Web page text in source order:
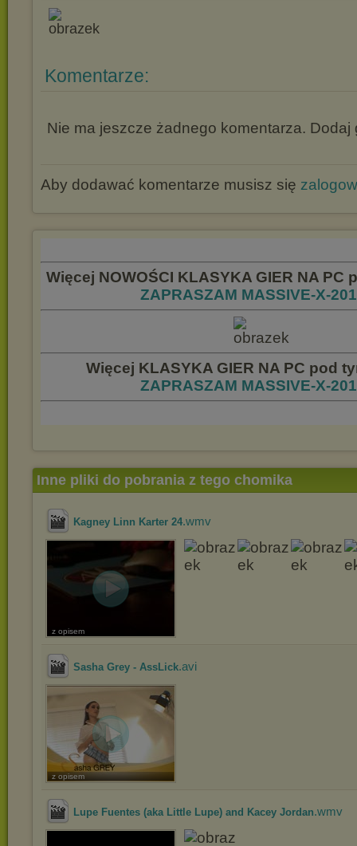
Komentarze:
Nie ma jeszcze żadnego komentarza. Dodaj
Aby dodawać komentarze musisz się
Więcej NOWOŚCI KLASYKA GIER NA PC
ZAPRASZAM MASSIVE-X-
Więcej KLASYKA GIER NA PC pod
ZAPRASZAM MASSIVE-X-
Inne pliki do pobrania z tego chomika
Kagney Linn Karter 24.wmv
z opisem
Sasha Grey - AssLick.avi
z opisem
Lupe Fuentes (aka Little Lupe) and Kacey Jordan.wmv